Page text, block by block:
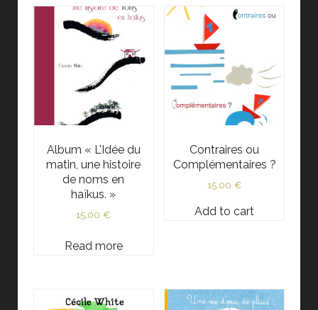
Album « L’Idée du
matin, une histoire
de noms en
haïkus. »
15,00€
Read more
Contraires ou
Complémentaires ?
15,00 €
Add to cart